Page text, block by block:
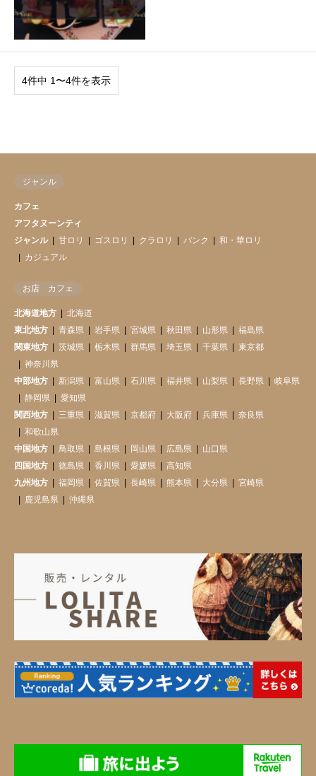
4件中 1〜4件を表示
ジャンル
カフェ
アフタヌーンティ
ジャンル
甘ロリ ゴスロリ クラロリ パンク
和・華ロリ
カジュアル
お店 カフェ
北海道地方
北海道
東北地方
青森県 岩手県 宮城県 秋田県 山形県
福島県
関東地方
茨城県 栃木県 群馬県 埼玉県 千葉県
東京都
神奈川県
中部地方
新潟県 富山県 石川県 福井県 山梨県 長野県
岐阜県
静岡県
愛知県
関西地方
三重県 滋賀県 京都府 大阪府 兵庫県
奈良県
和歌山県
中国地方
鳥取県 島根県 岡山県 広島県
山口県
四国地方
徳島県 香川県 愛媛県
高知県
九州地方
福岡県 佐賀県 長崎県 熊本県 大分県
宮崎県
鹿児島県
沖縄県